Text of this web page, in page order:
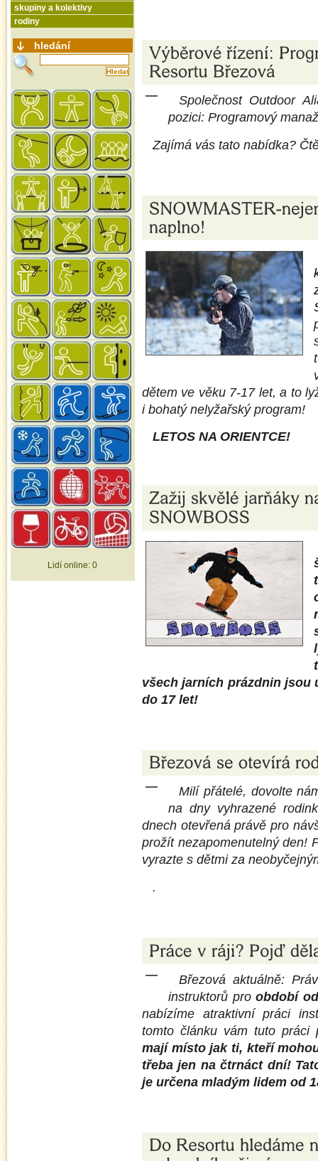
Společnost Outdoor
pozici: Programový
Zajímá vás tato nabídka?
dětem ve věku 7-17 let, a to
i bohatý nelyžařský program!
LETOS NA ORIENTCE!
všech jarních prázdnin jsou
do 17 let!
Milí přátelé, dovolte
na dny vyhrazené
dnech otevřená právě pro
prožít nezapomenutelný den!
vyrazte s dětmi za
.
Březová aktuálně:
instruktorů proobdobí
nabízíme atraktivní práci
tomto článku vám tuto práci
mají místo jak ti, kteří
třeba jen na čtrnáct dní!
je určena mladým lidem od
skupiny a kolektivy
rodiny
hledání
Lidí online:0